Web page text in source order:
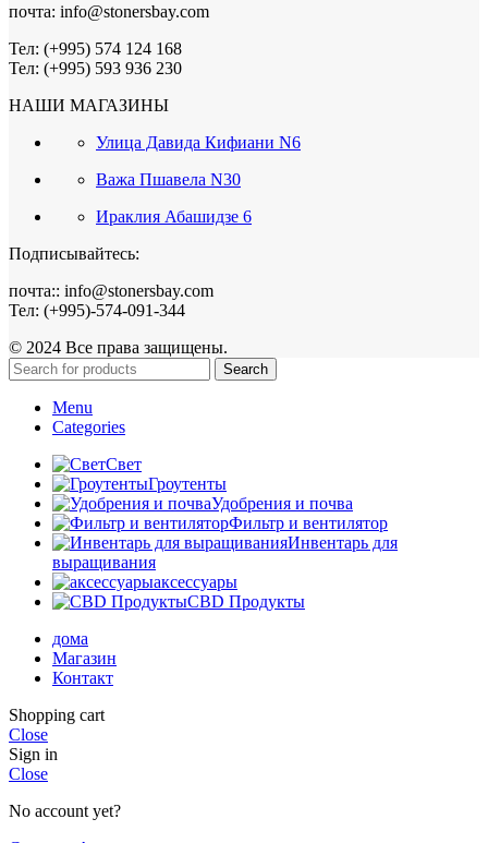
почта: info@stonersbay.com
Тел: (+995) 574 124 168
Тел: (+995) 593 936 230
НАШИ МАГАЗИНЫ
Улица Давида Кифиани N6
Важа Пшавела N30
Ираклия Абашидзе 6
Подписывайтесь:
почта:: info@stonersbay.com
Тел: (+995)-574-091-344
© 2024 Все права защищены.
Search
Menu
Categories
Свет
Гроутенты
Удобрения и почва
Фильтр и вентилятор
Инвентарь для
выращивания
аксессуары
CBD Продукты
дома
Магазин
Контакт
Shopping cart
Close
Sign in
Close
No account yet?